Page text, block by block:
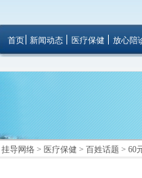
首页 新闻动态 医疗保健 放心陪
导网络 > 医疗保健 > 百姓话题 > 60